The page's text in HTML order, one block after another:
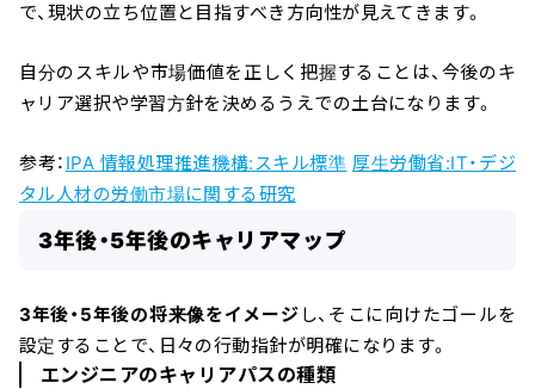
で、現状の立ち位置と目指すべき方向性が見えてきます。
自分のスキルや市場価値を正しく把握することは、今後のキ
ャリア選択や学習方針を決めるうえでの土台になります。
参考： IPA 情報処理推進機構:スキル標準 厚生労働省:IT・デジ
タル人材の労働市場に関する研究
3年後・5年後のキャリアマップ
3年後・5年後の将来像をイメージ し、そこに向けたゴールを
設定することで、日々の行動指針が明確になります。
エンジニアのキャリアパスの種類